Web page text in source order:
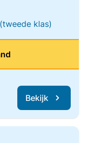
(tweede klas)
Bekijk